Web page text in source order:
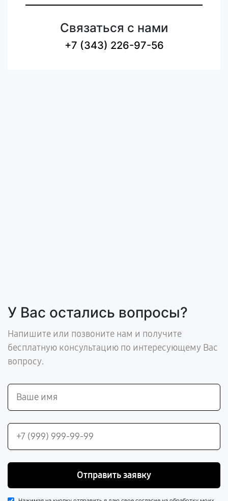
Связаться с нами
+7 (343) 226-97-56
У Вас остались вопросы?
Напишите или позвоните нам и получите
бесплатную консультацию по интересующему Вас
вопросу.
Отправить заявку